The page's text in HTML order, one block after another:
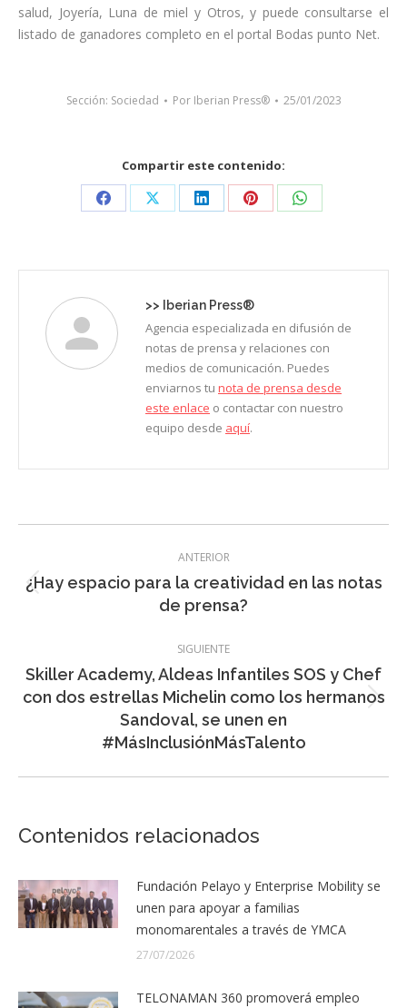
salud, Joyería, Luna de miel y Otros, y puede consultarse el
listado de ganadores completo en el portal Bodas punto Net.
Sección: Sociedad Por Iberian Press® 25/01/2023
Compartir este contenido:
Share
Facebook
Share
X
Share
LinkedIn
Share
Pinterest
Share
WhatsApp
>> Iberian Press®
Agencia especializada en difusión de
notas de prensa y relaciones con
medios de comunicación. Puedes
enviarnos tu nota de prensa desde
este enlace o contactar con nuestro
equipo desde aquí.
entre
ANTERIOR
Entrada
anterior:
¿Hay espacio para la creatividad en las notas
de prensa?
SIGUIENTE
Entrada
siguiente:
Skiller Academy, Aldeas Infantiles SOS y Chef
con dos estrellas Michelin como los hermanos
Sandoval, se unen en
#MásInclusiónMásTalento
Contenidos relacionados
Fundación Pelayo y Enterprise Mobility se
unen para apoyar a familias
monomarentales a través de YMCA
27/07/2026
TELONAMAN 360 promoverá empleo